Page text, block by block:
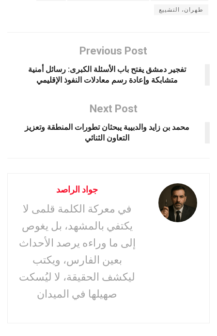
طهران، التشييع
Previous Post
تفجير دمشق يفتح باب الأسئلة الكبرى: رسائل أمنية
متشابكة وإعادة رسم معادلات النفوذ الإقليمي
Next Post
محمد بن زايد والدبيبة يبحثان تطورات المنطقة وتعزيز
التعاون الثنائي
جواد الراصد
في معركة الكلمة قلمى لا
يكتفي بالمشهد، بل يغوص
إلى ما وراءه يرصد الأحداث
بعين الفارس، ويكتب
ليكشف الحقيقة، لا ليُسكت
صهيلها في الميدان